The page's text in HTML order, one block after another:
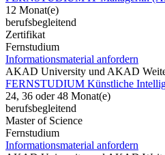
12 Monat(e)
berufsbegleitend
Zertifikat
Fernstudium
Informationsmaterial anfordern
AKAD University und AKAD
FERNSTUDIUM Künstliche
24, 36 oder 48 Monat(e)
berufsbegleitend
Master of Science
Fernstudium
Informationsmaterial anfordern